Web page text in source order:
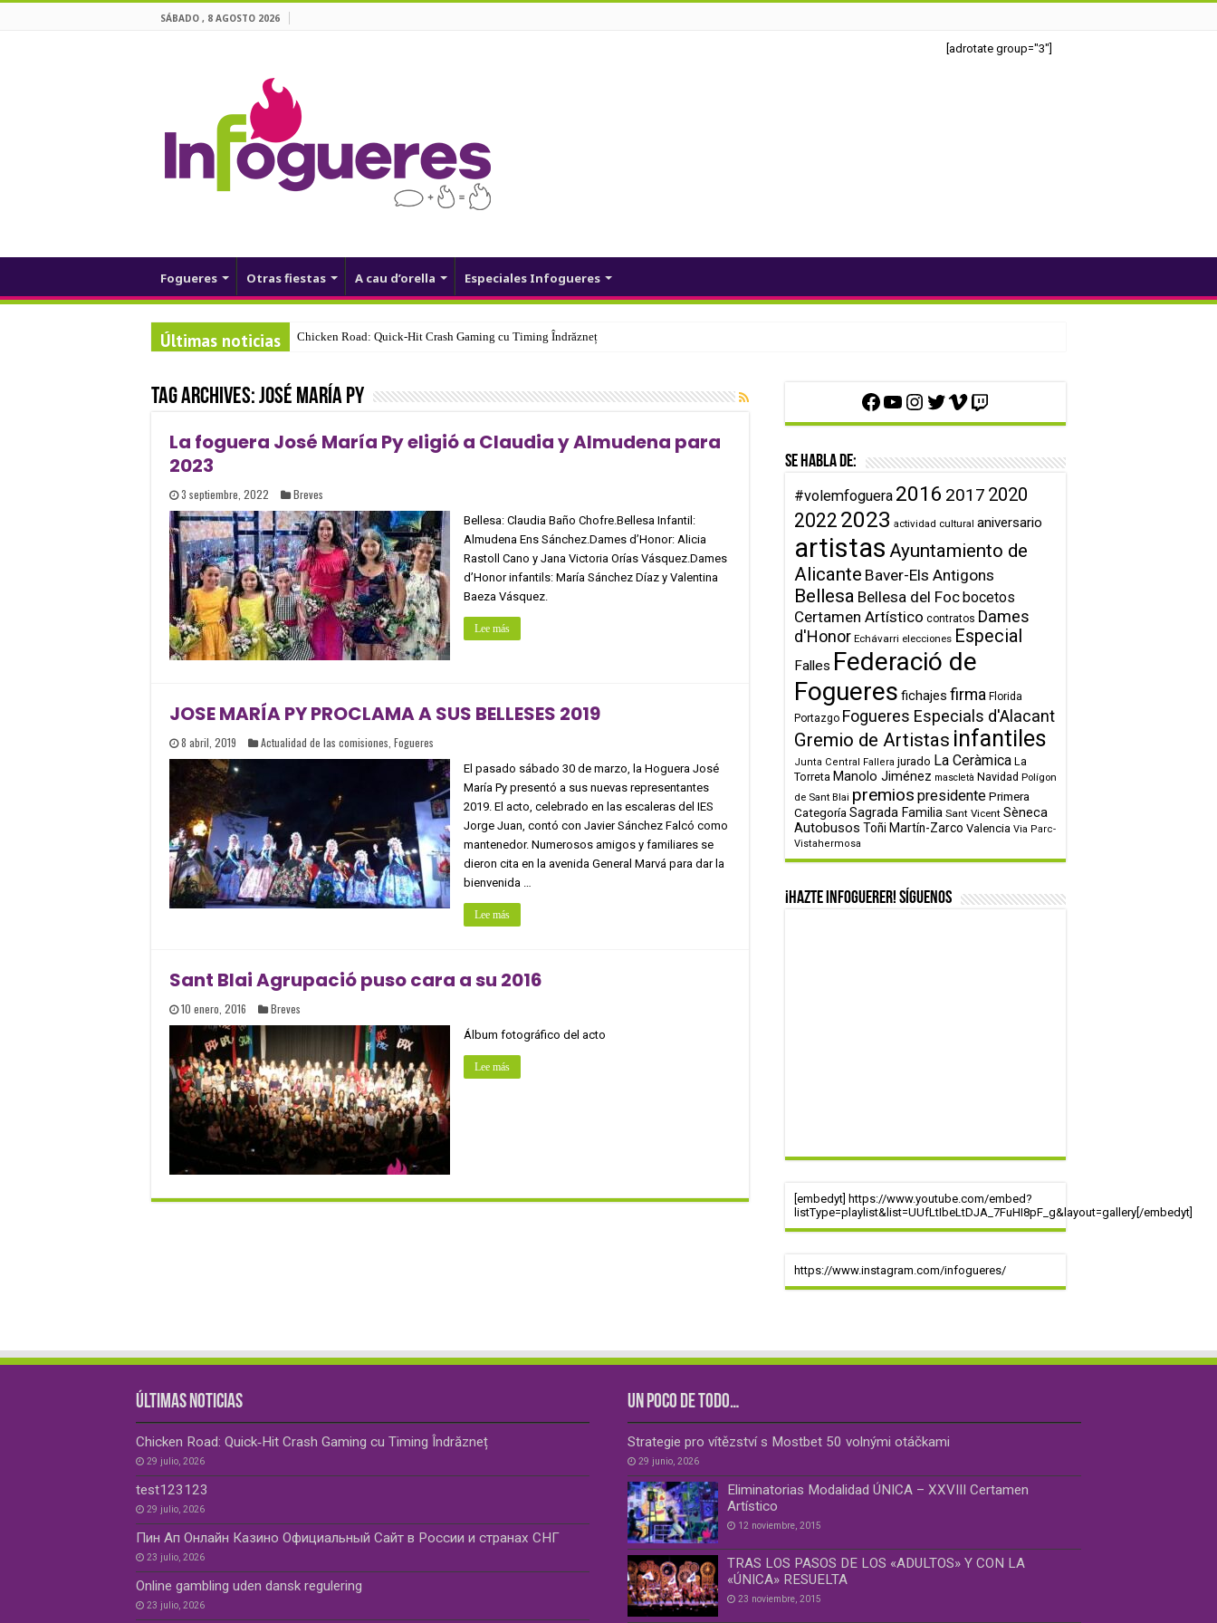
SÁBADO , 8 AGOSTO 2026
[adrotate group="3"]
Fogueres Otras fiestas A cau d’orella Especiales Infogueres
Últimas noticias Chicken Road: Quick‑Hit Crash Gaming cu Timing Îndrăzneț
Tag Archives:José María Py
La foguera José María Py eligió a Claudia y Almudena para
2023
3 septiembre, 2022 Breves
Bellesa: Claudia Baño Chofre.Bellesa Infantil:
Almudena Ens Sánchez.Dames d’Honor: Alicia
Rastoll Cano y Jana Victoria Orías Vásquez.Dames
d’Honor infantils: María Sánchez Díaz y Valentina
Baeza Vásquez.
Lee más
JOSE MARÍA PY PROCLAMA A SUS BELLESES 2019
8 abril, 2019 Actualidad de las comisiones Fogueres
El pasado sábado 30 de marzo, la Hoguera José
María Py presentó a sus nuevas representantes
2019. El acto, celebrado en las escaleras del IES
Jorge Juan, contó con Javier Sánchez Falcó como
mantenedor. Numerosos amigos y familiares se
dieron cita en la avenida General Marvá para dar la
bienvenida …
Lee más
Sant Blai Agrupació puso cara a su 2016
10 enero, 2016 Breves
Álbum fotográfico del acto
Lee más
Facebook
YouTube
Instagram
Twitter
VimeoTwitch
Se habla de:
#volemfoguera 2016 2017 2020
2022 2023 actividad cultural aniversario
artistas Ayuntamiento de
Alicante Baver-Els Antigons
Bellesa Bellesa del Focbocetos
Certamen Artístico contratos Dames
d'Honor Echávarri elecciones Especial
Falles Federació de
Fogueres fichajes firma Florida
Portazgo Fogueres Especials d'Alacant
Gremio de Artistas infantiles
Junta Central Fallera jurado La Ceràmica La
Torreta Manolo Jiménez mascletà Navidad Polígon
de Sant Blai premios presidentePrimera
Categoría Sagrada Familia Sant Vicent Sèneca
Autobusos Toñi Martín-Zarco Valencia Via Parc-
Vistahermosa
¡Hazte infoguerer! Síguenos
[embedyt] https://www.youtube.com/embed?
listType=playlist&list=UUfLtIbeLtDJA_7FuHI8pF_g&layout=gallery[/embedyt]
https://www.instagram.com/infogueres/
ÚLTIMAS NOTICIAS
Chicken Road: Quick‑Hit Crash Gaming cu Timing Îndrăzneț
29 julio, 2026
test123123
29 julio, 2026
Пин Ап Онлайн Казино Официальный Сайт в России и странах СНГ
23 julio, 2026
Online gambling uden dansk regulering
23 julio, 2026
UN POCO DE TODO…
Strategie pro vítězství s Mostbet 50 volnými otáčkami
29 junio, 2026
Eliminatorias Modalidad ÚNICA – XXVIII Certamen
Artístico
12 noviembre, 2015
TRAS LOS PASOS DE LOS «ADULTOS» Y CON LA
«ÚNICA» RESUELTA
23 noviembre, 2015